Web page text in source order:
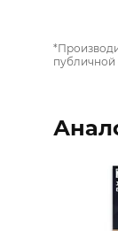
публичной